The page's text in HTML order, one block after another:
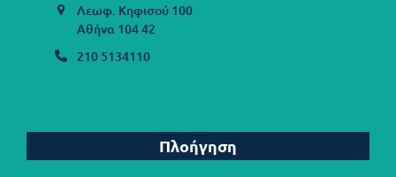
Λεωφ. Κηφισού 100
Αθήνα 104 42
210 5134110
Πλοήγηση